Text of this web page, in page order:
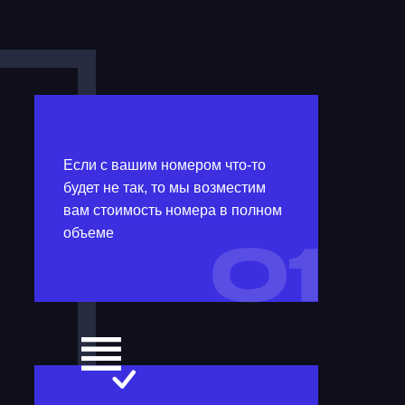
Если с вашим номером что-то
будет не так, то мы возместим
вам стоимость номера в полном
объеме